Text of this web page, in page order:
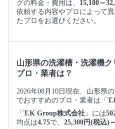
グの料金・費用は、 15,180～
依頼する内容やプロによって
たプロをお選びください。
山形県の洗濯槽・洗濯機
プロ・業者は？
2026年08月10日現在、山形県
でおすすめのプロ・業者は「
「 T.K Group株式会社 」には
均点は4.75で、 25,300円(税込)～